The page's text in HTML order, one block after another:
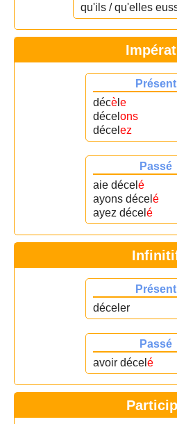
qu'ils / qu'elles
Présent
décè e
décel ons
décel ez
Passé
aie décel é
ayons décel é
ayez décel é
Présent
déceler
Passé
avoir décel é